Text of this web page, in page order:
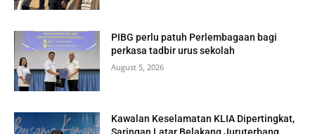
PIBG perlu patuh Perlembagaan bagi
perkasa tadbir urus sekolah
August 5, 2026
Kawalan Keselamatan KLIA Dipertingkat,